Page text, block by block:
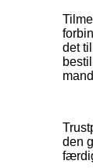
det
den